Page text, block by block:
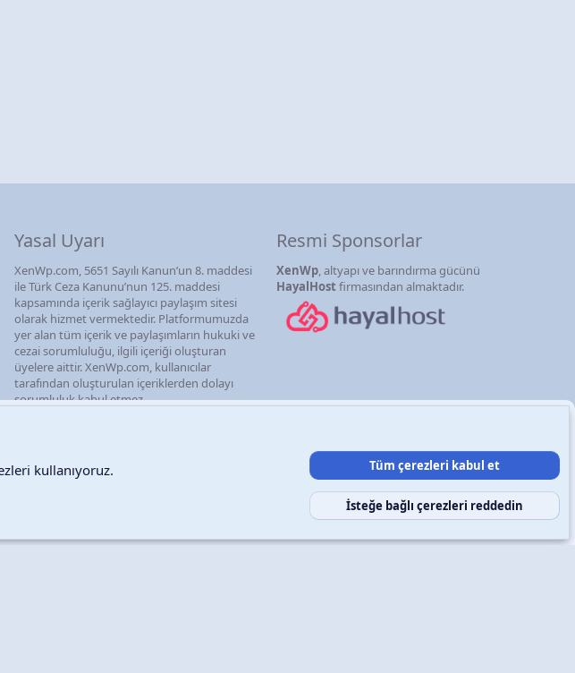
Yasal Uyarı
XenWp.com, 5651 Sayılı Kanun’un 8. maddesi
ile Türk Ceza Kanunu’nun 125. maddesi
kapsamında içerik sağlayıcı paylaşım sitesi
olarak hizmet vermektedir. Platformumuzda
yer alan tüm içerik ve paylaşımların hukuki ve
cezai sorumluluğu, ilgili içeriği oluşturan
üyelere aittir. XenWp.com, kullanıcılar
tarafından oluşturulan içeriklerden dolayı
sorumluluk kabul etmez.
Resmi Sponsorlar
XenWp, altyapı ve barındırma gücünü
HayalHost firmasından almaktadır.
Destek talepleri Gizlilik politikası Yardım Ana sayfa
kullanıyoruz.
Tüm çerezleri kabul et
İsteğe bağlı çerezleri reddedin